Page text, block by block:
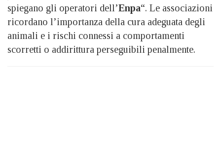
spiegano gli operatori dell’Enpa“. Le associazioni
ricordano l’importanza della cura adeguata degli
animali e i rischi connessi a comportamenti
scorretti o addirittura perseguibili penalmente.